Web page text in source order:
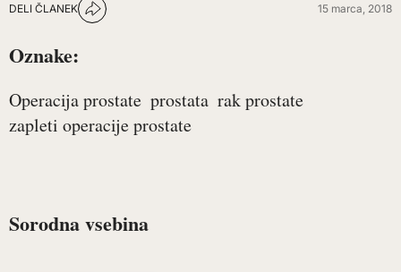
DELI ČLANEK 15 marca, 2018
Oznake:
Operacija prostate prostata rak prostate
zapleti operacije prostate
Sorodna vsebina